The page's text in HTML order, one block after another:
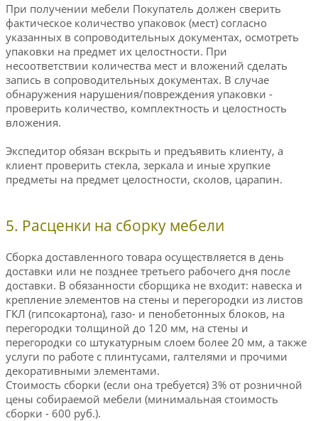
При получении мебели Покупатель должен сверить
фактическое количество упаковок (мест) согласно
указанных в сопроводительных документах, осмотреть
упаковки на предмет их целостности. При
несоответствии количества мест и вложений сделать
запись в сопроводительных документах. В случае
обнаружения нарушения/повреждения упаковки -
проверить количество, комплектность и целостность
вложения.
Экспедитор обязан вскрыть и предъявить клиенту, а
клиент проверить стекла, зеркала и иные хрупкие
предметы на предмет целостности, сколов, царапин.
5. Расценки на сборку мебели
Сборка доставленного товара осуществляется в день
доставки или не позднее третьего рабочего дня после
доставки. В обязанности сборщика не входит: навеска и
крепление элементов на стены и перегородки из листов
ГКЛ (гипсокартона), газо- и пенобетонных блоков, на
перегородки толщиной до 120 мм, на стены и
перегородки со штукатурным слоем более 20 мм, а также
услуги по работе с плинтусами, галтелями и прочими
декоративными элементами.
Стоимость сборки (если она требуется) 3% от розничной
цены собираемой мебели (минимальная стоимость
сборки - 600 руб.).